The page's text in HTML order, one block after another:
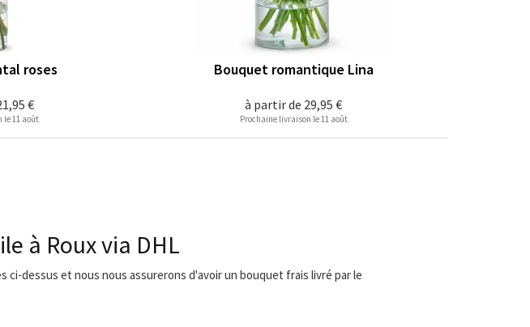
€
roses
le 11 août
à partir de 29,95 €
Bouquet romantique Lina
Prochaine livraison le 11 août
à Roux via DHL
ci-dessus et nous nous assurerons d'avoir un bouquet frais livré par le